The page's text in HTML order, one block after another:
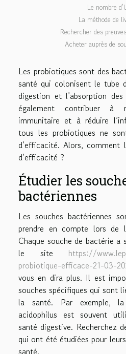
Le nombre
La méthode de
Rechercher des
Acheter auprès de
Les probiotiques sont des
santé qui colonisent le tube
digestion et l’absorption
également contribuer à
immunitaire et à réduire
tous les probiotiques ne
d’efficacité. Alors, comment
d’efficacité ?
Étudier les
bactériennes
Les souches bactériennes
prendre en compte lors de
Chaque souche de bactérie a
le site https://
probiotique-efficace-21-03-
vous en dira plus. Il est
souches spécifiques qui sont
la santé. Par exemple, la
acidophilus est souvent
santé digestive. Recherchez
qui ont été étudiées pour
santé.